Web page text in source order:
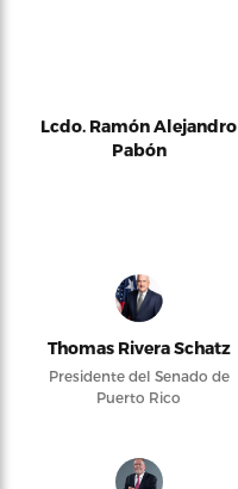
Lcdo. Ramón Alejandro
Pabón
Thomas Rivera Schatz
Presidente del Senado de
Puerto Rico